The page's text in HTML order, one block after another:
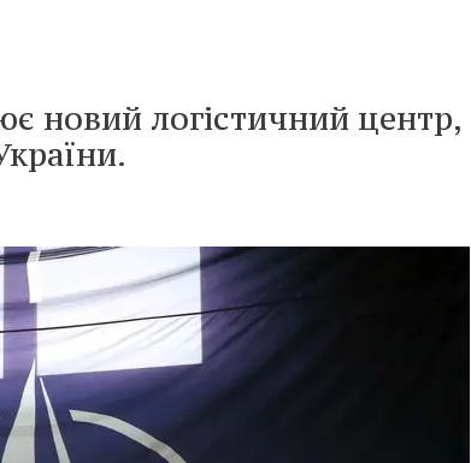
новий логістичний центр,